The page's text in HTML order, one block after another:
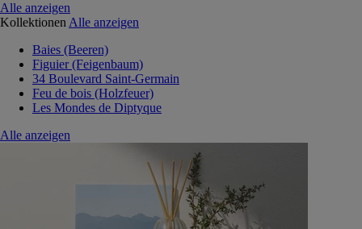
Alle anzeigen
Kollektionen Alle anzeigen
Baies (Beeren)
Figuier (Feigenbaum)
34 Boulevard Saint-Germain
Feu de bois (Holzfeuer)
Les Mondes de Diptyque
Alle anzeigen